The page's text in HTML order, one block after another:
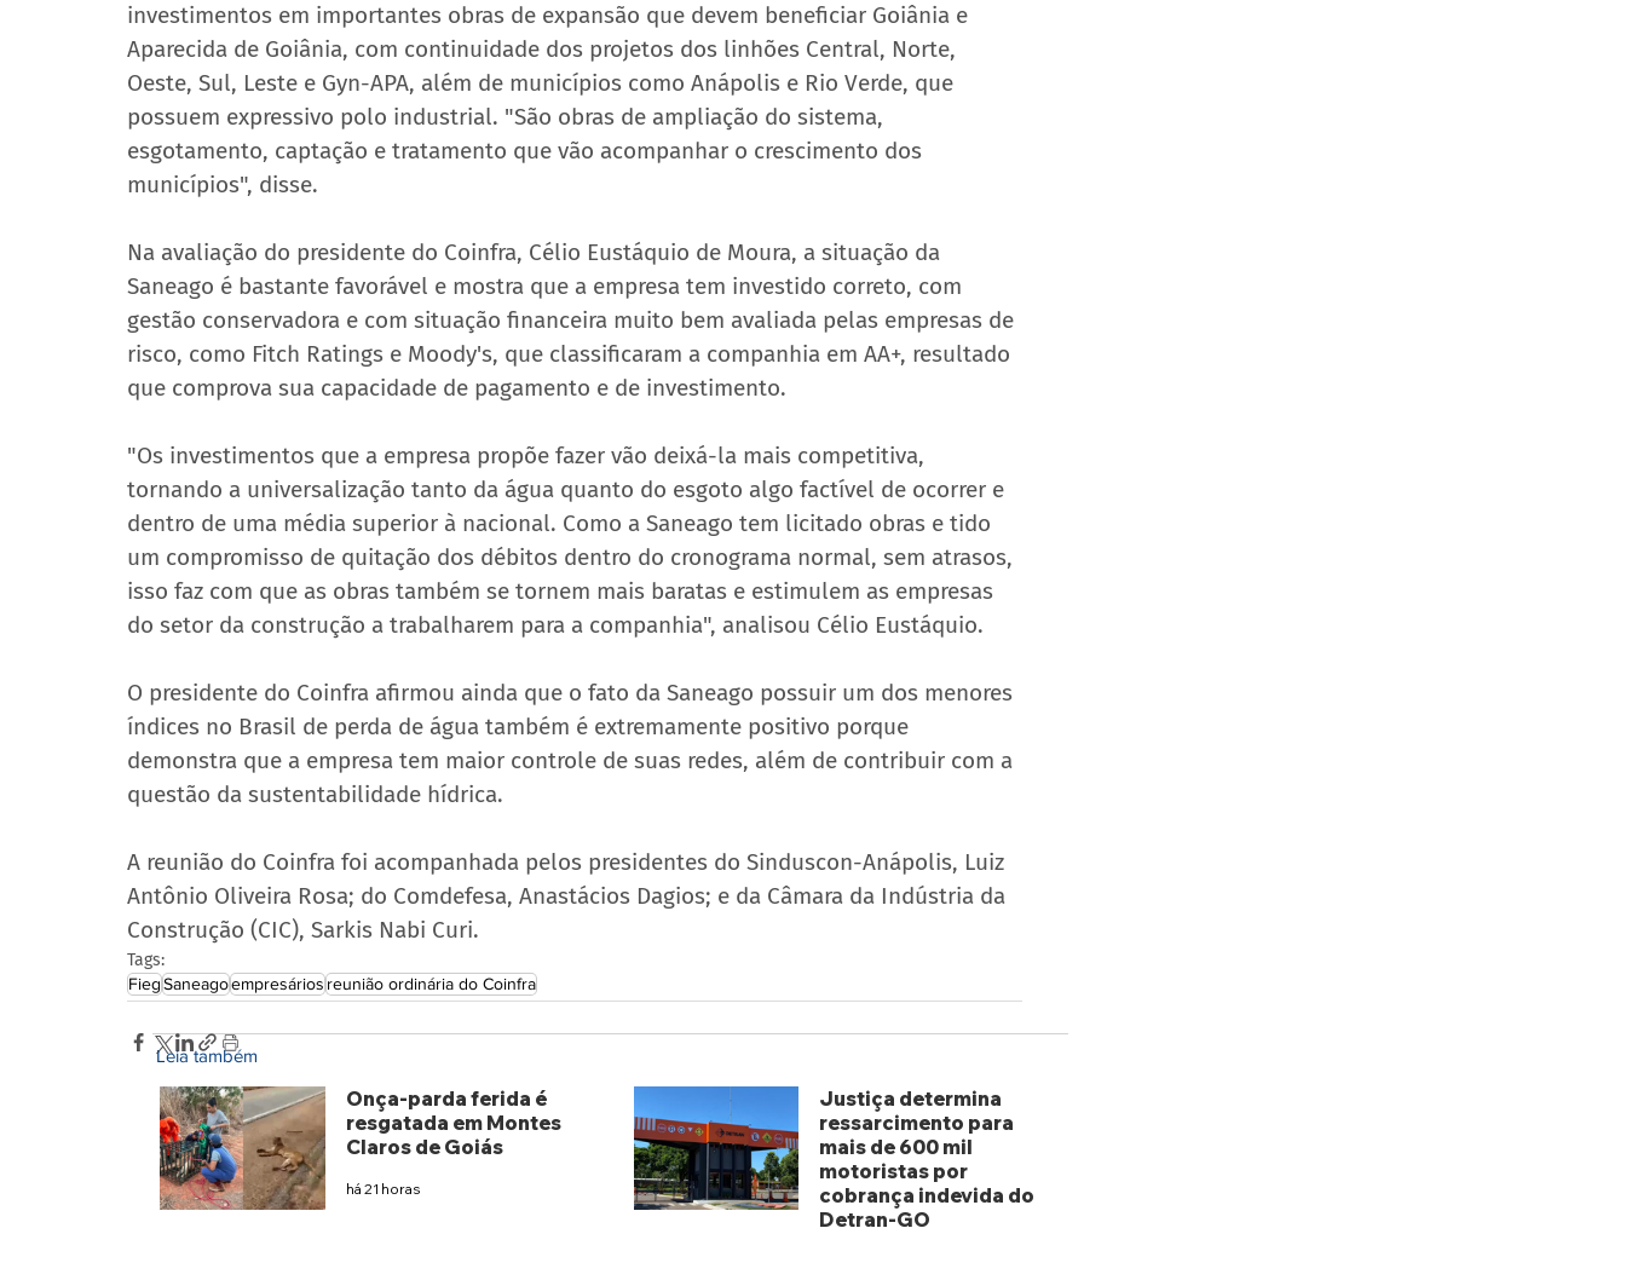
investimentos em importantes obras de expansão que devem beneficiar Goiânia e
Aparecida de Goiânia, com continuidade dos projetos dos linhões Central, Norte,
Oeste, Sul, Leste e Gyn-APA, além de municípios como Anápolis e Rio Verde, que
possuem expressivo polo industrial. "São obras de ampliação do sistema,
esgotamento, captação e tratamento que vão acompanhar o crescimento dos
municípios", disse.
Na avaliação do presidente do Coinfra, Célio Eustáquio de Moura, a situação da
Saneago é bastante favorável e mostra que a empresa tem investido correto, com
gestão conservadora e com situação financeira muito bem avaliada pelas empresas de
risco, como Fitch Ratings e Moody's, que classificaram a companhia em AA+, resultado
que comprova sua capacidade de pagamento e de investimento.
"Os investimentos que a empresa propõe fazer vão deixá-la mais competitiva,
tornando a universalização tanto da água quanto do esgoto algo factível de ocorrer e
dentro de uma média superior à nacional. Como a Saneago tem licitado obras e tido
um compromisso de quitação dos débitos dentro do cronograma normal, sem atrasos,
isso faz com que as obras também se tornem mais baratas e estimulem as empresas
do setor da construção a trabalharem para a companhia", analisou Célio Eustáquio.
O presidente do Coinfra afirmou ainda que o fato da Saneago possuir um dos menores
índices no Brasil de perda de água também é extremamente positivo porque
demonstra que a empresa tem maior controle de suas redes, além de contribuir com a
questão da sustentabilidade hídrica.
A reunião do Coinfra foi acompanhada pelos presidentes do Sinduscon-Anápolis, Luiz
Antônio Oliveira Rosa; do Comdefesa, Anastácios Dagios; e da Câmara da Indústria da
Construção (CIC), Sarkis Nabi Curi.
Tags:
FiegSaneagoempresários reunião ordinária do Coinfra
Leia também
Onça-parda ferida é
resgatada em Montes
Claros de Goiás
há 21 horas
Justiça determina
ressarcimento para
mais de 600 mil
motoristas por
cobrança indevida do
Detran-GO